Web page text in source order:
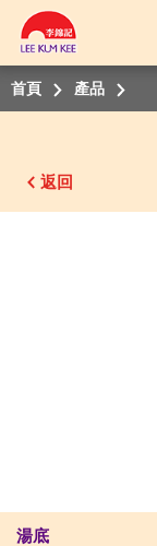
首頁
產品
返回
湯底